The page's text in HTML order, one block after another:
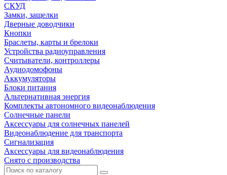
СКУД
Замки, защелки
Дверные доводчики
Кнопки
Браслеты, карты и брелоки
Устройства радиоуправления
Считыватели, контроллеры
Аудиодомофоны
Аккумуляторы
Блоки питания
Альтернативная энергия
Комплекты автономного видеонаблюдения
Солнечные панели
Аксессуары для солнечных панелей
Видеонаблюдение для транспорта
Сигнализация
Аксессуары для видеонаблюдения
Снято с производства